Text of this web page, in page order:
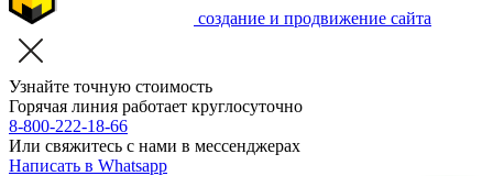
создание и продвижение сайта
Узнайте точную стоимость
Горячая линия работает круглосуточно
8-800-222-18-66
Или свяжитесь с нами в мессенджерах
Написать в Whatsapp